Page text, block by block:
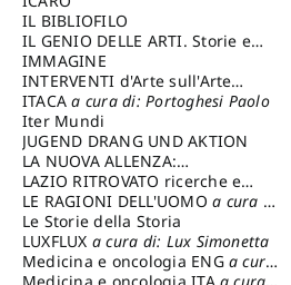
IL BIBLIOFILO
IL GENIO DELLE ARTI. Storie e
interpretazione
IMMAGINE
INTERVENTI d'Arte sull'Arte
dedicata alla cultura della
conservazione d’arte
Fondazione Paola Droghetti onlus
ITACAa cura di: Portoghesi Paolo
Iter Mundi
JUGEND DRANG UND AKTION
LA NUOVA ALLENZA:
ARCHITETTURA & AMBIENTE
LAZIO RITROVATO ricerche e
restauri
LE RAGIONI DELL'UOMOa cura di:
Lombardi Satriani Luigi
Le Storie della Storia
LUXFLUX a cura di: Lux Simonetta
Medicina e oncologia ENG a cura